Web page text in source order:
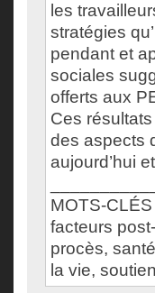
les
stratégies
pendant et
sociales
offerts aux
Ces
des aspects
aujourd’hui
MOTS-
facteurs
procès,
la vie,